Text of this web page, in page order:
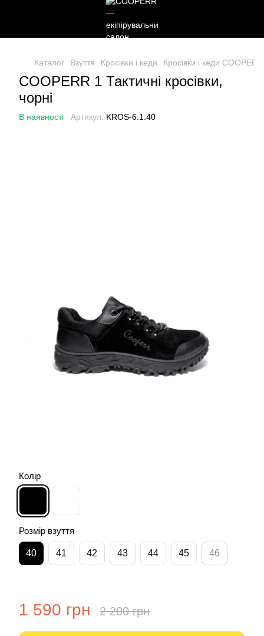
Каталог Взуття Кросівки і кеди Кросівки і кеди COOPERR
COOPERR 1 Тактичні кросівки,
чорні
В наявності Артикул: KROS-6.1.40
Колір
Розмір взуття
40 41 42 43 44 45 46
1 590 грн 2 200 грн